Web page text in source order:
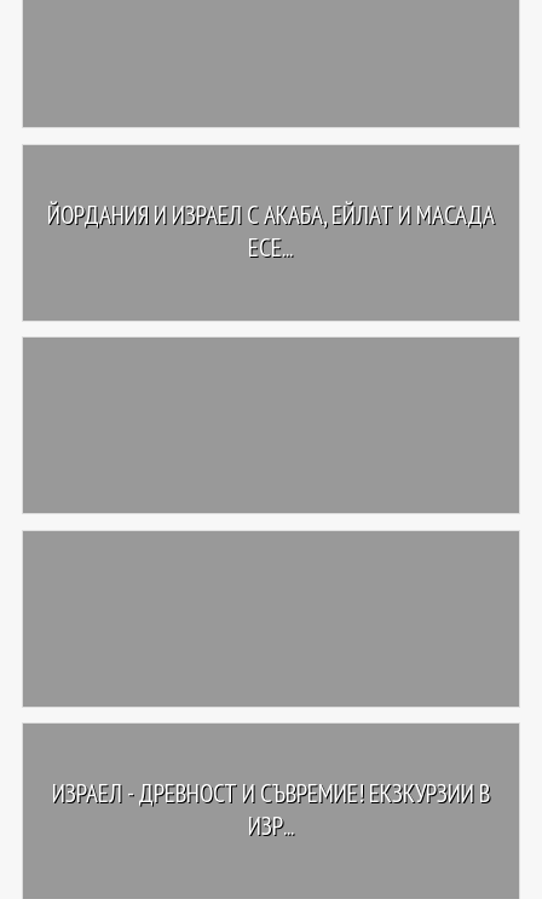
ЙОРДАНИЯ И ИЗРАЕЛ С АКАБА, ЕЙЛАТ И МАСАДА
ЕСЕ...
ИЗРАЕЛ - ДРЕВНОСТ И СЪВРЕМИЕ! ЕКЗКУРЗИИ В
ИЗР...